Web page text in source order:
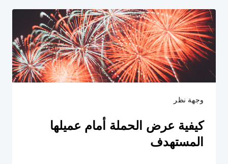
وجهة نظر
كيفية عرض الحملة أمام عميلها
المستهدف